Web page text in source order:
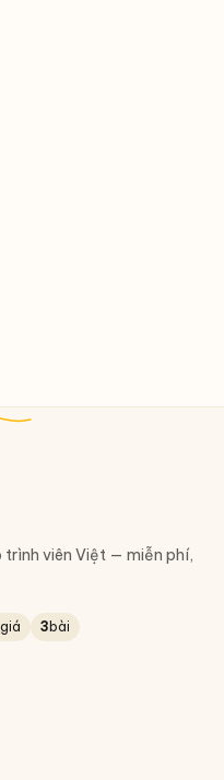
trình viên Việt — miễn phí,
3 bài